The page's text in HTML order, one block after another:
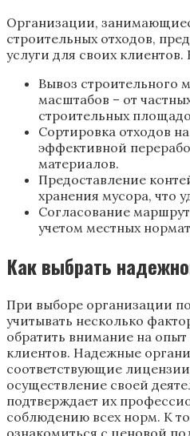
Организации,
строительных отходов,
услуги для своих клиентов.
Вывоз строительного
масштабов – от
строительных
Сортировка отходов
эффективной
материалов.
Предоставление
хранения мусора, что
Согласование
учетом местных
Как выбрать
При выборе организации
учитывать несколько
обратить внимание на
клиентов. Надежные
соответствующие
осуществление своей
подтверждает их
соблюдению всех норм. К